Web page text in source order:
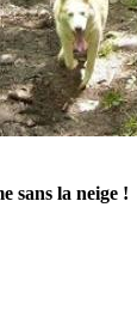
sans la neige !